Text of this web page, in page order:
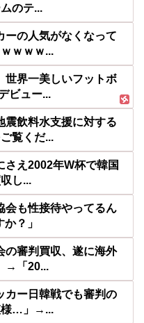
のテ...
ーの人気がなくなって
ｗｗｗ...
世界一美しいフットボ
ビュー...
震飲料水支援に対する
覧くだ...
さえ2002年W杯で韓国
し...
会も性接待やってるん
？」
の審判買収、遂に海外
→「20...
カー日韓戦でも審判の
様…」→...